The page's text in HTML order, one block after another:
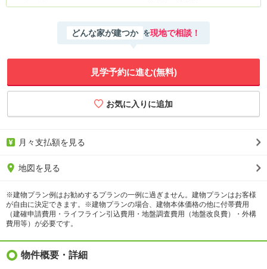
どんな家が建つか を現地で相談！
見学予約に進む(無料)
月々支払額を見る
地図を見る
※建物プラン例はお勧めするプランの一例に過ぎません。建物プランはお客様
が自由に決定できます。※建物プランの場合、建物本体価格の他に付帯費用
（建確申請費用・ライフライン引込費用・地盤調査費用（地盤改良費）・外構
費用等）が必要です。
物件概要・詳細